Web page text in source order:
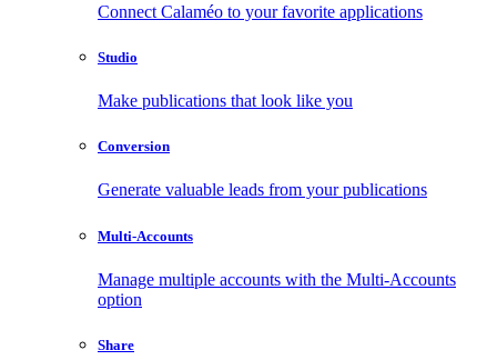
Connect Calaméo to your favorite applications
Studio
Make publications that look like you
Conversion
Generate valuable leads from your publications
Multi-Accounts
Manage multiple accounts with the Multi-Accounts
option
Share